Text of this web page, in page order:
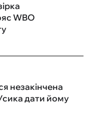
WBO
незакінчена
дати йому